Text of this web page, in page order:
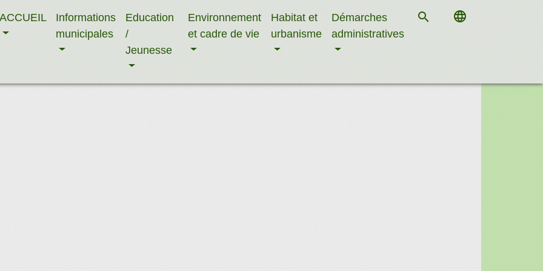
ACCUEIL
Informations
municipales
Education
/
Jeunesse
Environnement
et cadre de vie
Habitat et
urbanisme
Démarches
administratives
search language